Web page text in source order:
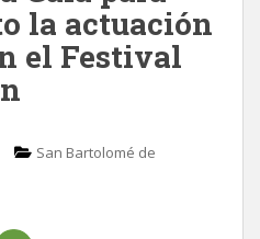
la actuación
el Festival
San Bartolomé de